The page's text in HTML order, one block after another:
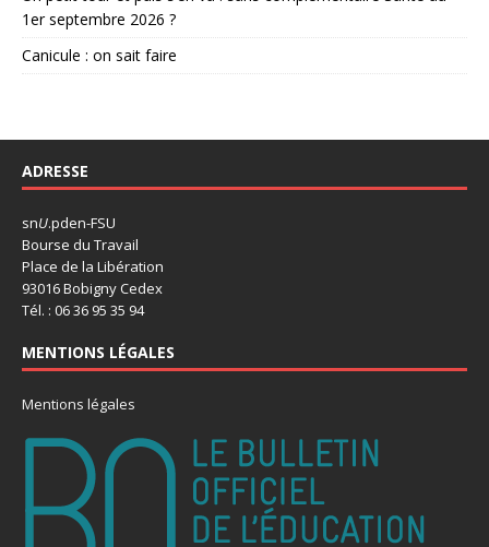
1er septembre 2026 ?
Canicule : on sait faire
ADRESSE
snU.pden-FSU
Bourse du Travail
Place de la Libération
93016 Bobigny Cedex
Tél. : 06 36 95 35 94
MENTIONS LÉGALES
Mentions légales